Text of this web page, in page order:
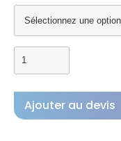
Ajouter au devis